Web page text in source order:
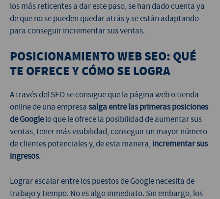
los más reticentes a dar este paso, se han dado cuenta ya
de que no se pueden quedar atrás y se están adaptando
para conseguir incrementar sus ventas.
POSICIONAMIENTO WEB SEO: QUÉ
TE OFRECE Y CÓMO SE LOGRA
A través del SEO se consigue que la página web o tienda
online de una empresasalga entre las primeras posiciones
de Googlelo que le ofrece la posibilidad de aumentar sus
ventas, tener más visibilidad, conseguir un mayor número
de clientes potenciales y, de esta manera,incrementar sus
ingresos.
Lograr escalar entre los puestos de Google necesita de
trabajo y tiempo. No es algo inmediato. Sin embargo, los